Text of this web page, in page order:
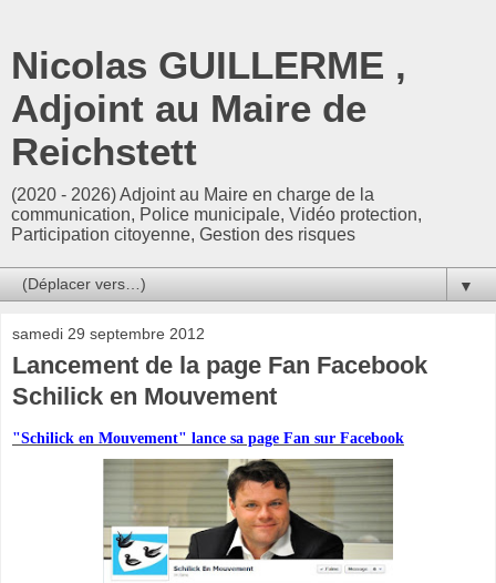
Nicolas GUILLERME ,
Adjoint au Maire de
Reichstett
(2020 - 2026) Adjoint au Maire en charge de la
communication, Police municipale, Vidéo protection,
Participation citoyenne, Gestion des risques
▼
samedi 29 septembre 2012
Lancement de la page Fan Facebook
Schilick en Mouvement
"Schilick en Mouvement" lance sa page Fan sur Facebook